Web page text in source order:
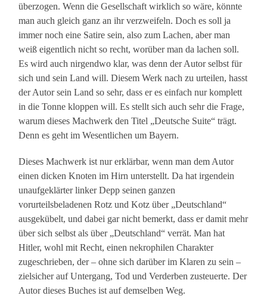
überzogen. Wenn die Gesellschaft wirklich so wäre, könnte
man auch gleich ganz an ihr verzweifeln. Doch es soll ja
immer noch eine Satire sein, also zum Lachen, aber man
weiß eigentlich nicht so recht, worüber man da lachen soll.
Es wird auch nirgendwo klar, was denn der Autor selbst für
sich und sein Land will. Diesem Werk nach zu urteilen, hasst
der Autor sein Land so sehr, dass er es einfach nur komplett
in die Tonne kloppen will. Es stellt sich auch sehr die Frage,
warum dieses Machwerk den Titel „Deutsche Suite“ trägt.
Denn es geht im Wesentlichen um Bayern.
Dieses Machwerk ist nur erklärbar, wenn man dem Autor
einen dicken Knoten im Hirn unterstellt. Da hat irgendein
unaufgeklärter linker Depp seinen ganzen
vorurteilsbeladenen Rotz und Kotz über „Deutschland“
ausgekübelt, und dabei gar nicht bemerkt, dass er damit mehr
über sich selbst als über „Deutschland“ verrät. Man hat
Hitler, wohl mit Recht, einen nekrophilen Charakter
zugeschrieben, der – ohne sich darüber im Klaren zu sein –
zielsicher auf Untergang, Tod und Verderben zusteuerte. Der
Autor dieses Buches ist auf demselben Weg.